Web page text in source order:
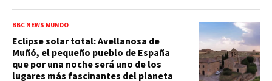
BBC NEWS MUNDO
Eclipse solar total: Avellanosa de
Muñó, el pequeño pueblo de España
que por una noche será uno de los
lugares más fascinantes del planeta